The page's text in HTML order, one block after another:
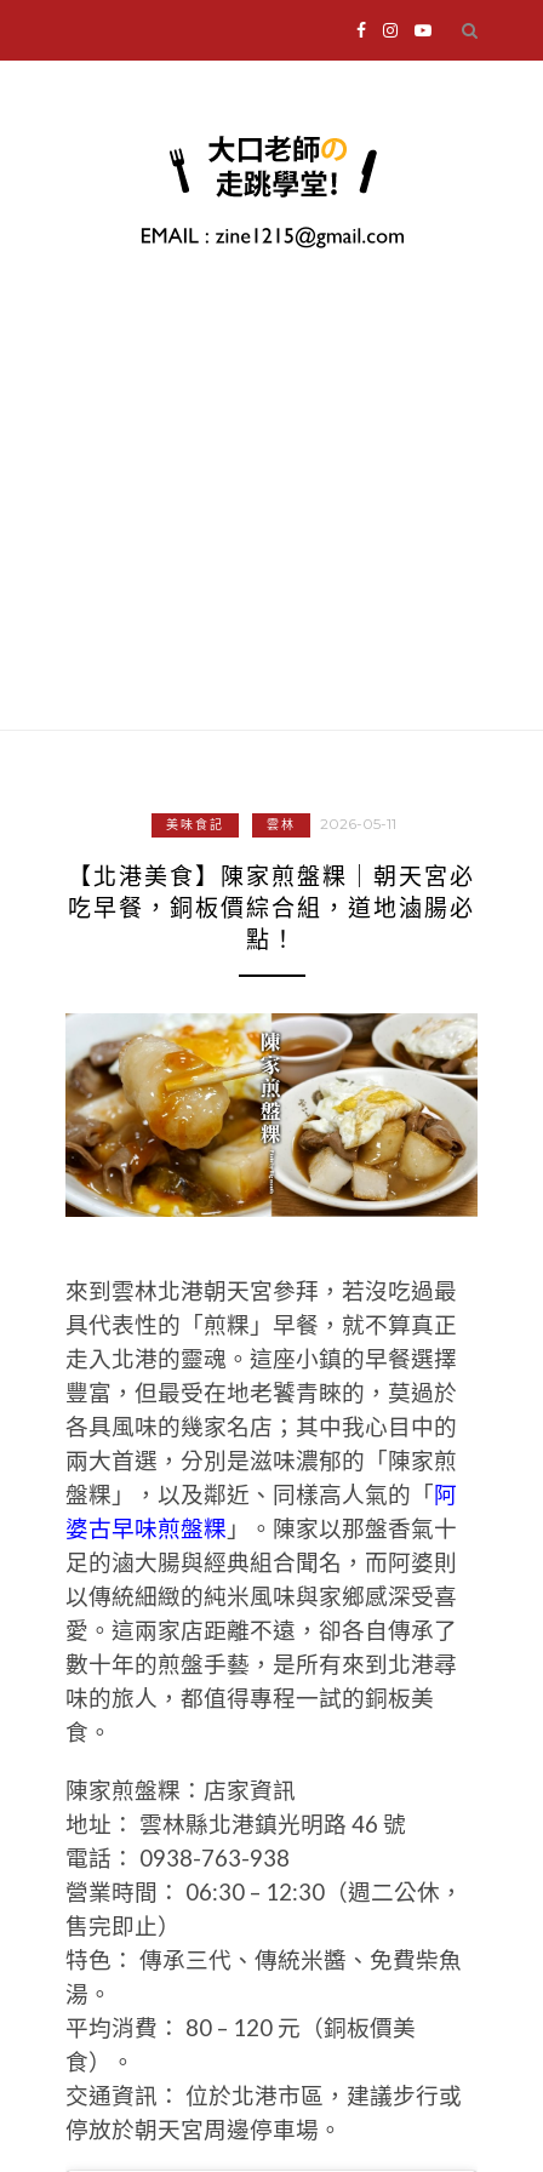
美味食記 雲林 2026-05-11
【北港美食】陳家煎盤粿｜朝天宮必
吃早餐，銅板價綜合組，道地滷腸必
點！
來到雲林北港朝天宮參拜，若沒吃過最
具代表性的「煎粿」早餐，就不算真正
走入北港的靈魂。這座小鎮的早餐選擇
豐富，但最受在地老饕青睞的，莫過於
各具風味的幾家名店；其中我心目中的
兩大首選，分別是滋味濃郁的「陳家煎
盤粿」，以及鄰近、同樣高人氣的「阿
婆古早味煎盤粿 」。陳家以那盤香氣十
足的滷大腸與經典組合聞名，而阿婆則
以傳統細緻的純米風味與家鄉感深受喜
愛。這兩家店距離不遠，卻各自傳承了
數十年的煎盤手藝，是所有來到北港尋
味的旅人，都值得專程一試的銅板美
食。
陳家煎盤粿：店家資訊
地址： 雲林縣北港鎮光明路 46 號
電話： 0938-763-938
營業時間： 06:30 – 12:30（週二公休，
售完即止）
特色： 傳承三代、傳統米醬、免費柴魚
湯。
平均消費： 80 – 120 元（銅板價美
食）。
交通資訊： 位於北港市區，建議步行或
停放於朝天宮周邊停車場。